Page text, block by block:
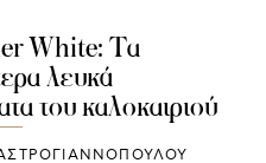
White: Τα
λευκά
του καλοκαιριού